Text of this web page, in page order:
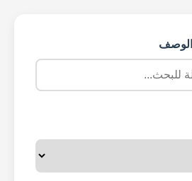
الوصف